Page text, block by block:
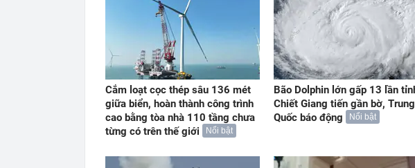
Cắm loạt cọc thép sâu 136 mét
giữa biển, hoàn thành công trình
cao bằng tòa nhà 110 tầng chưa
từng có trên thế giới
Nổi bật
Bão Dolphin lớn gấp 13 lần
Chiết Giang tiến gần bờ, Trung
Quốc báo động
Nổi bật